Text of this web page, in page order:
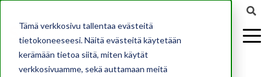
Tämä verkkosivu tallentaa evästeitä
tietokoneeseesi. Näitä evästeitä käytetään
kerämään tietoa siitä, miten käytät
verkkosivuamme, sekä auttamaan meitä